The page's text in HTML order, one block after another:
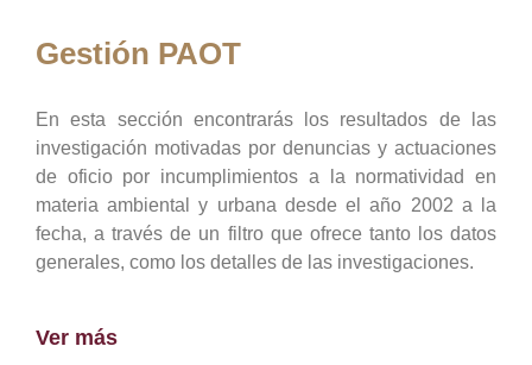
Gestión PAOT
En esta sección encontrarás los resultados de las
investigación motivadas por denuncias y actuaciones
de oficio por incumplimientos a la normatividad en
materia ambiental y urbana desde el año 2002 a la
fecha, a través de un filtro que ofrece tanto los datos
generales, como los detalles de las investigaciones.
Ver más